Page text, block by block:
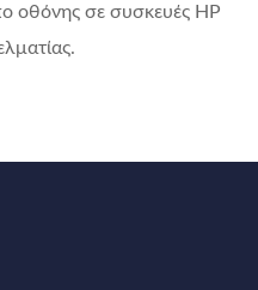
οθόνης σε συσκευές HP